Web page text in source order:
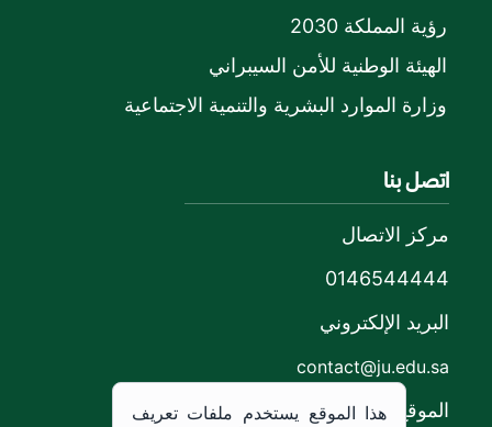
رؤية المملكة 2030
الهيئة الوطنية للأمن السيبراني
وزارة الموارد البشرية والتنمية الاجتماعية
اتصل بنا
مركز الاتصال
0146544444
البريد الإلكتروني
contact@ju.edu.sa
الموقع
هذا الموقع يستخدم ملفات تعريف